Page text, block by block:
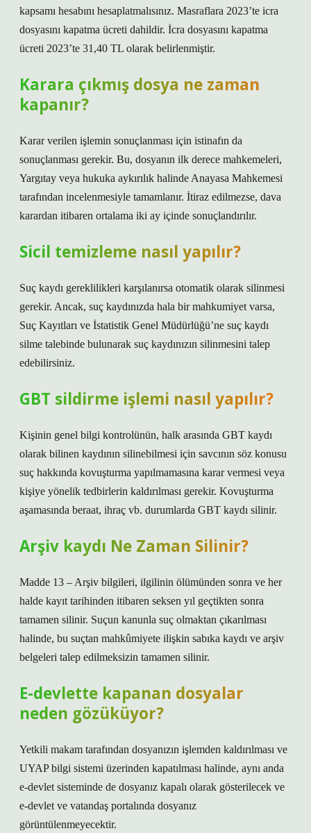
kapsamı hesabını hesaplatmalısınız. Masraflara 2023’te icra
dosyasını kapatma ücreti dahildir. İcra dosyasını kapatma
ücreti 2023’te 31,40 TL olarak belirlenmiştir.
Karara çıkmış dosya ne zaman
kapanır?
Karar verilen işlemin sonuçlanması için istinafın da
sonuçlanması gerekir. Bu, dosyanın ilk derece mahkemeleri,
Yargıtay veya hukuka aykırılık halinde Anayasa Mahkemesi
tarafından incelenmesiyle tamamlanır. İtiraz edilmezse, dava
karardan itibaren ortalama iki ay içinde sonuçlandırılır.
Sicil temizleme nasıl yapılır?
Suç kaydı gereklilikleri karşılanırsa otomatik olarak silinmesi
gerekir. Ancak, suç kaydınızda hala bir mahkumiyet varsa,
Suç Kayıtları ve İstatistik Genel Müdürlüğü’ne suç kaydı
silme talebinde bulunarak suç kaydınızın silinmesini talep
edebilirsiniz.
GBT sildirme işlemi nasıl yapılır?
Kişinin genel bilgi kontrolünün, halk arasında GBT kaydı
olarak bilinen kaydının silinebilmesi için savcının söz konusu
suç hakkında kovuşturma yapılmamasına karar vermesi veya
kişiye yönelik tedbirlerin kaldırılması gerekir. Kovuşturma
aşamasında beraat, ihraç vb. durumlarda GBT kaydı silinir.
Arşiv kaydı Ne Zaman Silinir?
Madde 13 – Arşiv bilgileri, ilgilinin ölümünden sonra ve her
halde kayıt tarihinden itibaren seksen yıl geçtikten sonra
tamamen silinir. Suçun kanunla suç olmaktan çıkarılması
halinde, bu suçtan mahkûmiyete ilişkin sabıka kaydı ve arşiv
belgeleri talep edilmeksizin tamamen silinir.
E-devlette kapanan dosyalar
neden gözüküyor?
Yetkili makam tarafından dosyanızın işlemden kaldırılması ve
UYAP bilgi sistemi üzerinden kapatılması halinde, aynı anda
e-devlet sisteminde de dosyanız kapalı olarak gösterilecek ve
e-devlet ve vatandaş portalında dosyanız
görüntülenmeyecektir.